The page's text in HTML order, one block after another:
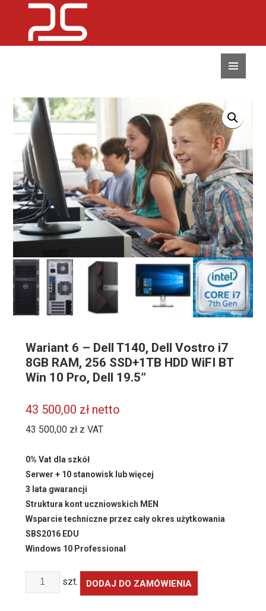
Wariant 6 – Dell T140, Dell Vostro i7
8GB RAM, 256 SSD+1TB HDD WiFI BT
Win 10 Pro, Dell 19.5”
43 500,00 złnetto
43 500,00 złz VAT
0% Vat dla szkół
Serwer + 10 stanowisk lub więcej
3 lata gwarancji
Struktura kont uczniowskich MEN
Wsparcie techniczne przez cały okres użytkowania
SBS2016 EDU
Windows 10 Professional
Ilość szt. DODAJ DO ZAMÓWIENIA